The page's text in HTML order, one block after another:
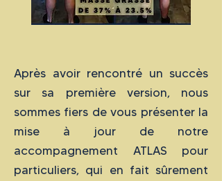
Après avoir rencontré un succès
sur sa première version, nous
sommes fiers de vous présenter la
mise à jour de notre
accompagnement ATLAS pour
particuliers, qui en fait sûrement